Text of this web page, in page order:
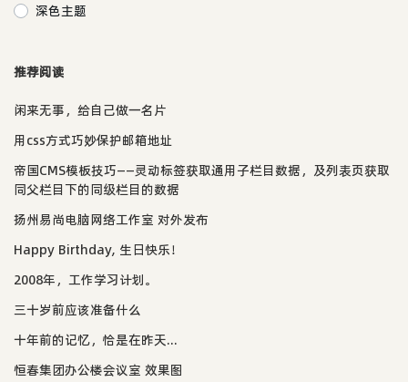
深色主题
推荐阅读
闲来无事，给自己做一名片
用css方式巧妙保护邮箱地址
帝国CMS模板技巧——灵动标签获取通用子栏目数据，及列表页获取
同父栏目下的同级栏目的数据
扬州易尚电脑网络工作室 对外发布
Happy Birthday, 生日快乐！
2008年，工作学习计划。
三十岁前应该准备什么
十年前的记忆，恰是在昨天...
恒春集团办公楼会议室 效果图